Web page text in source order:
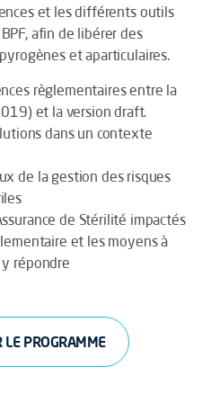
et les différents outils
afin de libérer des
et aparticulaires.
règlementaires entre la
et la version draft.
dans un contexte
de la gestion des risques
de Stérilité impactés
et les moyens à
répondre
LE PROGRAMME